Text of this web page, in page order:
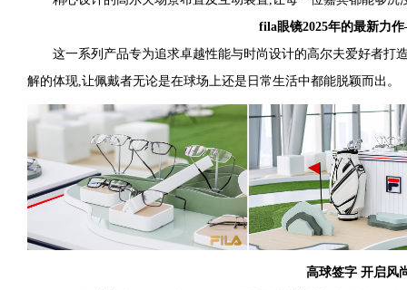
fila眼镜2025年的最新力
这一系列产品专为追求卓越性能与时尚设计的高尔夫爱好者打
解的体现,让佩戴者无论是在球场上还是日常生活中都能脱颖而出。
高球签字 开启风